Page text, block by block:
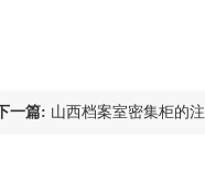
一篇: 山西档案室密集柜的